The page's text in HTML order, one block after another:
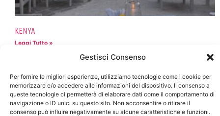
Gestisci Consenso
Per fornire le migliori esperienze, utilizziamo tecnologie come i cookie per
memorizzare e/o accedere alle informazioni del dispositivo. Il consenso a
queste tecnologie ci permetterà di elaborare dati come il comportamento di
navigazione o ID unici su questo sito. Non acconsentire o ritirare il
consenso può influire negativamente su alcune caratteristiche e funzioni.
KENYA
Leggi Tutto »